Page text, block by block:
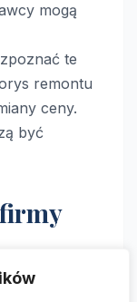
mogą
te
remontu
ceny.
być